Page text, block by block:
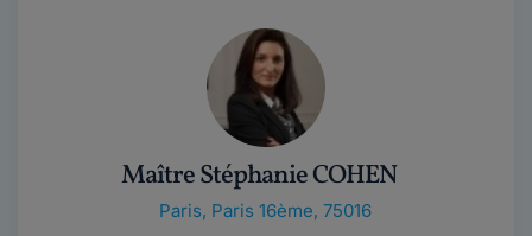
Maître Stéphanie COHEN
Paris, Paris 16ème, 75016